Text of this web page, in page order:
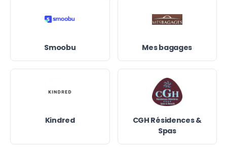
Smoobu Mes bagages
Kindred
CGH Résidences &
Spas